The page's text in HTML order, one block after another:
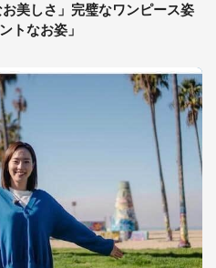
美しさ」完璧なワンピース姿
トなお姿」